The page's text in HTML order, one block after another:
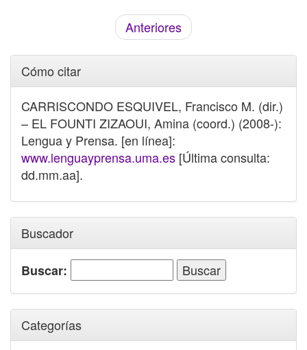
Anteriores
Cómo citar
CARRISCONDO ESQUIVEL, Francisco M. (dir.)
– EL FOUNTI ZIZAOUI, Amina (coord.) (2008-):
Lengua y Prensa. [en línea]:
www.lenguayprensa.uma.es [Última consulta:
dd.mm.aa].
Buscador
Buscar:
Categorías